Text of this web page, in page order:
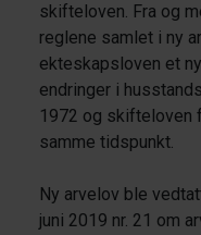
skifteloven. Fra og
reglene samlet i ny
ekteskapsloven et
endringer i
1972 og skifteloven
samme tidspunkt.
Ny arvelov ble
juni 2019 nr. 21 om